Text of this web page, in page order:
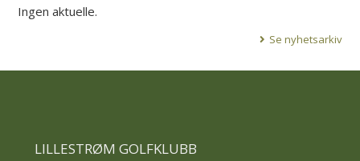
Ingen aktuelle.
Se nyhetsarkiv
LILLESTRØM GOLFKLUBB